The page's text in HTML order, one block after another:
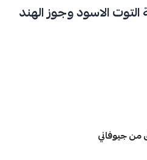
الاسود وجوز الهند
من جيوفاني